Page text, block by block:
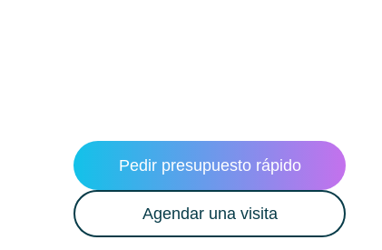
Pedir presupuesto rápido
Agendar una visita